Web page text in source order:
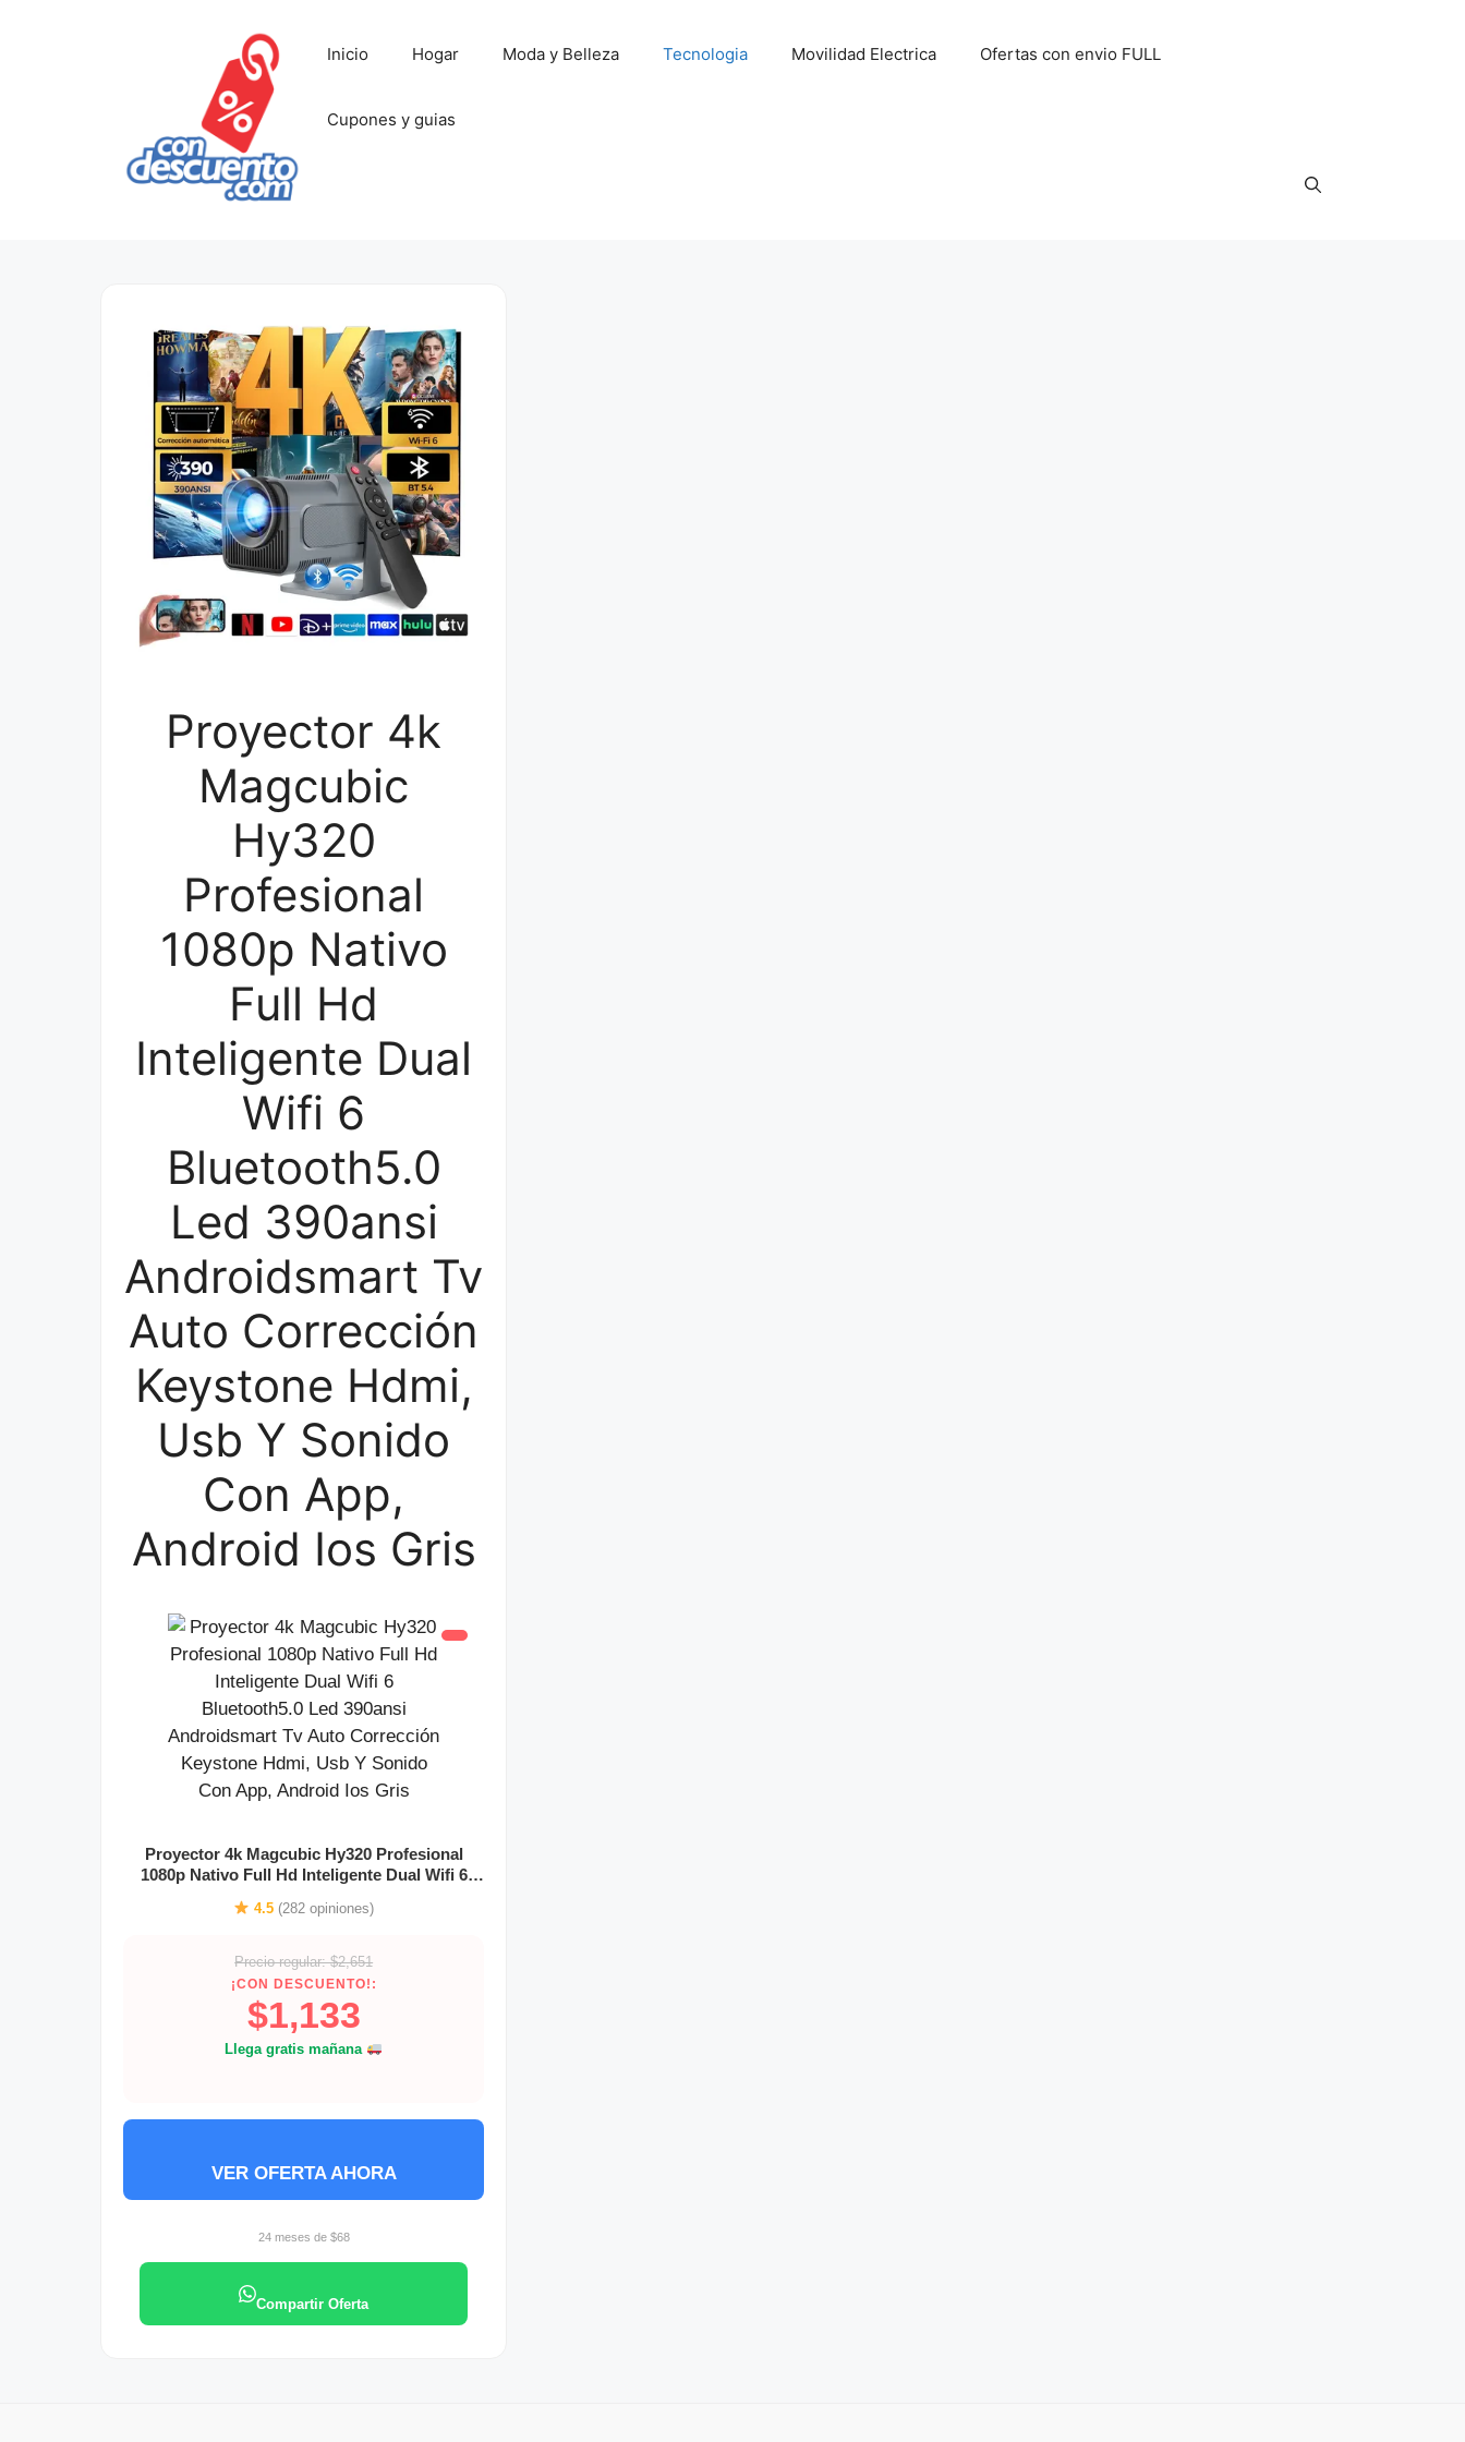
Inicio Hogar Moda y Belleza Tecnologia Movilidad Electrica Ofertas con envio FULL
Cupones y guias
Proyector 4k
Magcubic
Hy320
Profesional
1080p Nativo
Full Hd
Inteligente Dual
Wifi 6
Bluetooth5.0
Led 390ansi
Androidsmart Tv
Auto Corrección
Keystone Hdmi,
Usb Y Sonido
Con App,
Android Ios Gris
Proyector 4k Magcubic Hy320 Profesional
1080p Nativo Full Hd Inteligente Dual Wifi 6
Auto Corrección Keystone Hdmi, Usb Y Sonido
4.5 (282 opiniones)
Precio regular: $2,651
¡CON DESCUENTO!:
$1,133
Llega gratis mañana
VER OFERTA AHORA
24 meses de $68
Compartir Oferta